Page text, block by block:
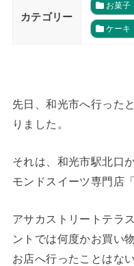
カテゴリー
お菓子
ケーキ
先日、和光市へ行った
りました。
それは、和光市駅北口
モンドスイーツ専門店
アサカストリートテラ
ントでは何度かお買い
お店へ行ったことはな